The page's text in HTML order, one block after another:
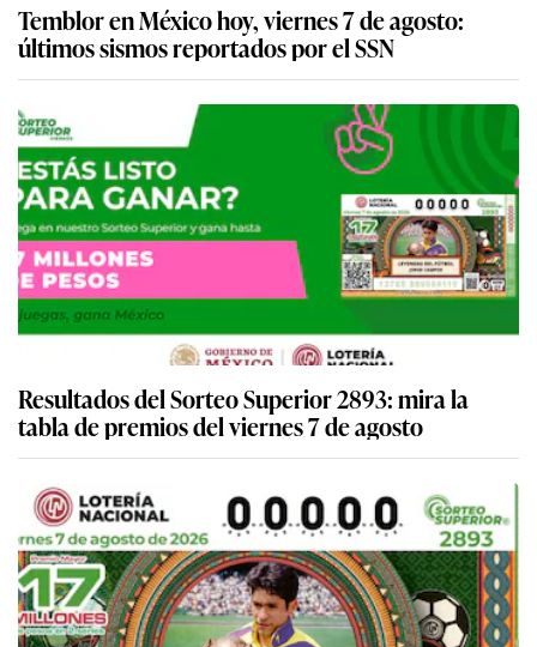
Temblor en México hoy, viernes 7 de agosto:
últimos sismos reportados por el SSN
Resultados del Sorteo Superior 2893: mira la
tabla de premios del viernes 7 de agosto